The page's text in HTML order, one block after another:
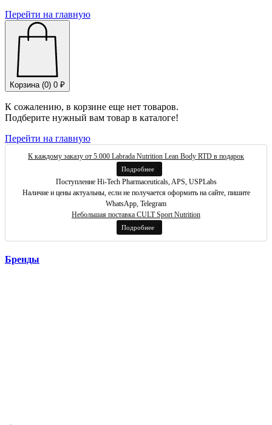
Перейти на главную
Корзина (0) 0 ₽
К сожалению, в корзине еще нет товаров.
Подберите нужный вам товар в каталоге!
Перейти на главную
К каждому заказу от 5.000 Labrada Nutrition Lean Body RTD в подарок
Подробнее
Поступление Hi-Tech Pharmaceuticals, APS, USPLabs
Наличие и цены актуальны, если не получается оформить на сайте, пишите
WhatsApp, Telegram
Небольшая поставка CULT Sport Nutrition
Подробнее
Бренды